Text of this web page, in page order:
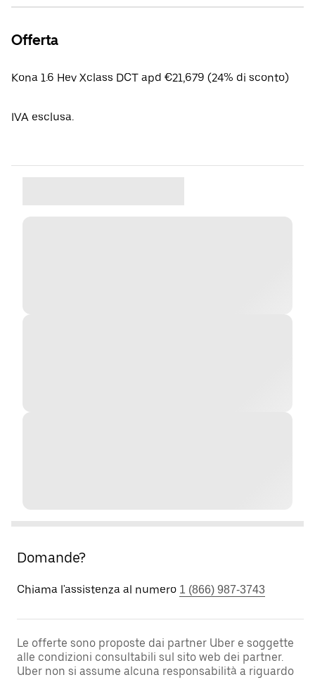
Offerta
Kona 1.6 Hev Xclass DCT apd €21,679 (24% di sconto)
IVA esclusa.
Domande?
Chiama l'assistenza al numero 1 (866) 987-3743
Le offerte sono proposte dai partner Uber e soggette
alle condizioni consultabili sul sito web dei partner.
Uber non si assume alcuna responsabilità a riguardo